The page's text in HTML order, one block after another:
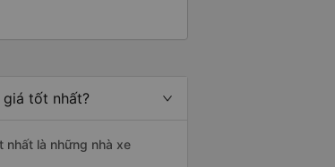
giá tốt nhất?
nhất là những nhà xe